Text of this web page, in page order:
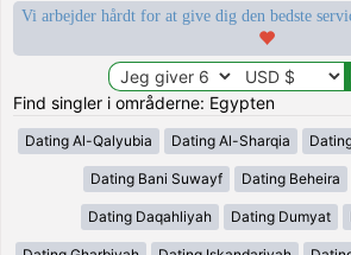
Vi arbejder hårdt for at give dig den bedste
Find singler i områderne: Egypten
Dating Al-Qalyubia Dating Al-Sharqia
Dating Bani Suwayf Dating Beheira
Dating Daqahliyah Dating Dumyat